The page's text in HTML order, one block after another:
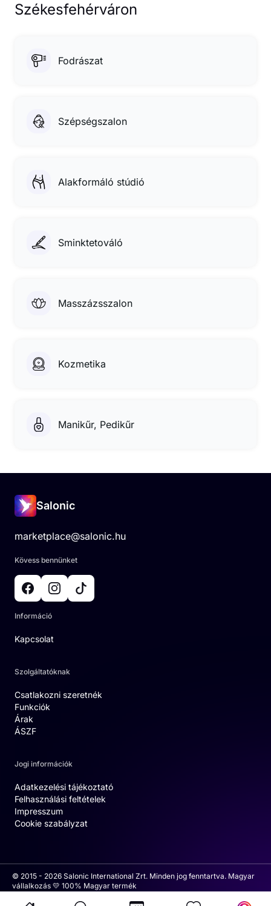
Székesfehérváron
Fodrászat
Szépségszalon
Alakformáló stúdió
Sminktetováló
Masszázsszalon
Kozmetika
Manikűr, Pedikűr
Salonic
marketplace@salonic.hu
Kövess bennünket
Információ
Kapcsolat
Szolgáltatóknak
Csatlakozni szeretnék
Funkciók
Árak
ÁSZF
Jogi információk
Adatkezelési tájékoztató
Felhasználási feltételek
Impresszum
Cookie szabályzat
© 2015 - 2026 Salonic International Zrt. Minden jog fenntartva. Magyar
vállalkozás 💛 100% Magyar termék